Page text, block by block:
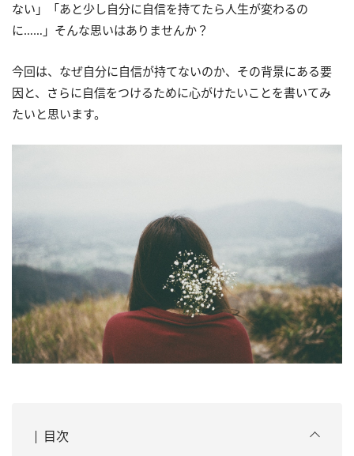
ない」「あと少し自分に自信を持てたら人生が変わるの
に……」そんな思いはありませんか？
今回は、なぜ自分に自信が持てないのか、その背景にある要
因と、さらに自信をつけるために心がけたいことを書いてみ
たいと思います。
目次